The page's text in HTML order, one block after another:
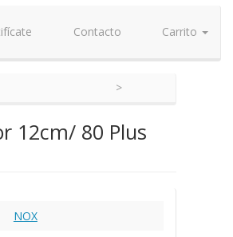
Contacto Carrito
12cm/ 80 Plus
NOX